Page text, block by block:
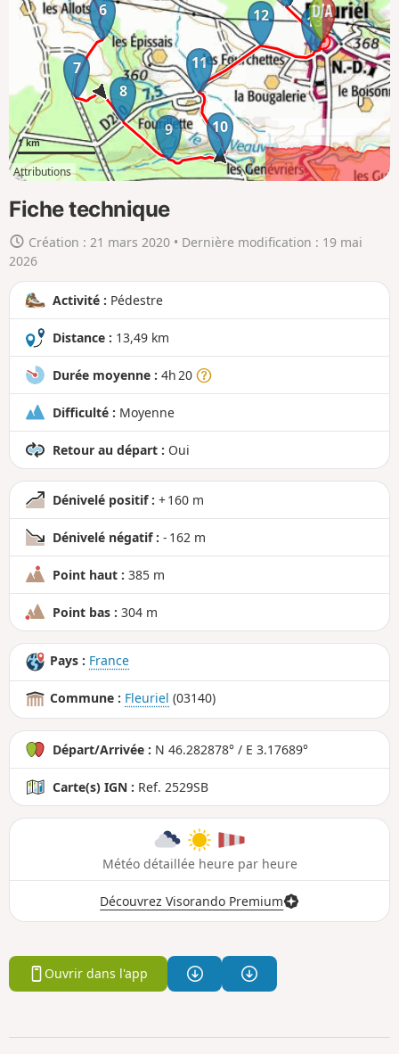
l
a
c
a
r
t
e
e
n
r
d
6
7
8
9
10
11
12 13
1 km
Attributions
Fiche technique
Création : 21 mars 2020• Dernière modification : 19 mai
2026
Activité : Pédestre
Distance : 13,49 km
Durée moyenne : 4h 20
Difficulté : Moyenne
Retour au départ : Oui
Dénivelé positif : + 160 m
Dénivelé négatif : - 162 m
Point haut : 385 m
Point bas : 304 m
Pays : France
Commune : Fleuriel (03140)
Départ/Arrivée : N 46.282878° / E 3.17689°
Carte(s) IGN : Ref. 2529SB
Météo détaillée heure par heure
Découvrez Visorando Premium
Ouvrir dans l'app